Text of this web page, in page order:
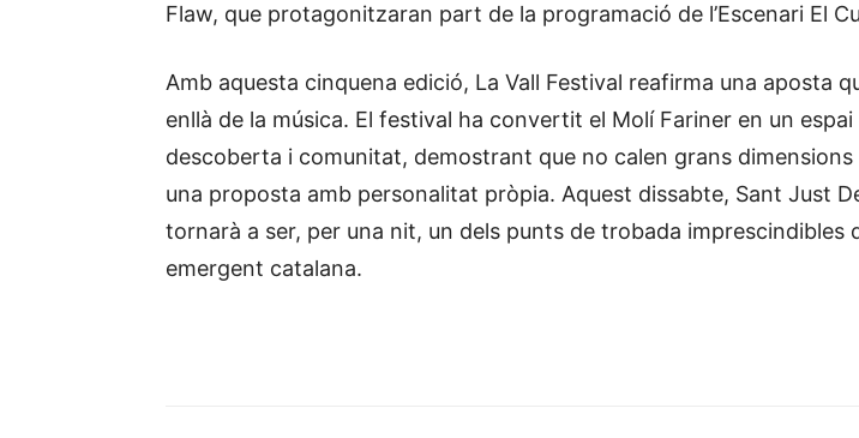
Flaw, que protagonitzaran part de la programació de l’Escenari El
Amb aquesta cinquena edició, La Vall Festival reafirma una aposta
enllà de la música. El festival ha convertit el Molí Fariner en un espai
descoberta i comunitat, demostrant que no calen grans
una proposta amb personalitat pròpia. Aquest dissabte, Sant Just
tornarà a ser, per una nit, un dels punts de trobada imprescindibles
emergent catalana.